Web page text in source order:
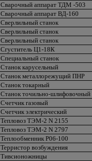
Сварочный аппарат ТДМ -503
Сварочный аппарат ВД-160
Сверлильный станок
Сверлильный станок
Сверлильный станок
Сгуститель Ц1-18К
Специальный станок
Станок карусельный
Станок металлорежущий ПНР
Станок токарный
Станок точильно-шлифовочный
Счетчик газовый
Счетчик электрический
Тепловоз ТЭМ-2 N 2155
Тепловоз ТЭМ-2 N 2797
Теплообменник Р06-100
Терристор возбуждения
Тивсионожницы